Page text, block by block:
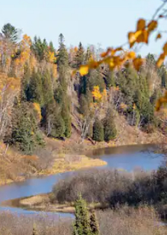
нагоре и надолу или